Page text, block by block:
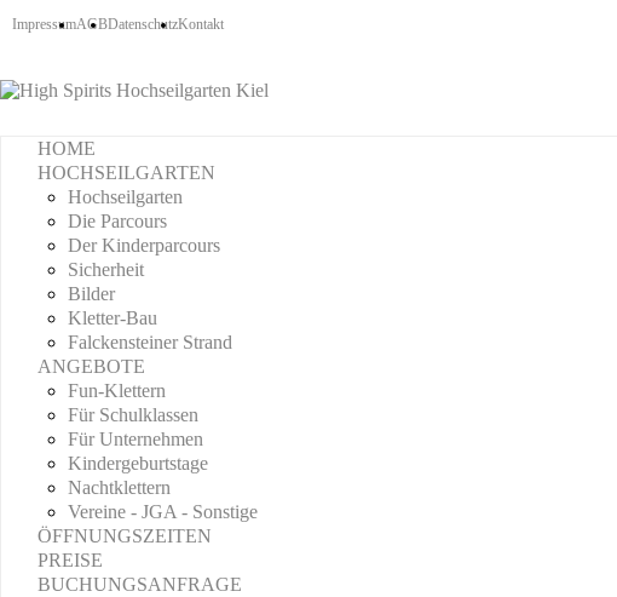
ImpressumAGBDatenschutzKontakt
HOME
HOCHSEILGARTEN
Hochseilgarten
Die Parcours
Der Kinderparcours
Sicherheit
Bilder
Kletter-Bau
Falckensteiner Strand
ANGEBOTE
Fun-Klettern
Für Schulklassen
Für Unternehmen
Kindergeburtstage
Nachtklettern
Vereine - JGA - Sonstige
ÖFFNUNGSZEITEN
PREISE
BUCHUNGSANFRAGE